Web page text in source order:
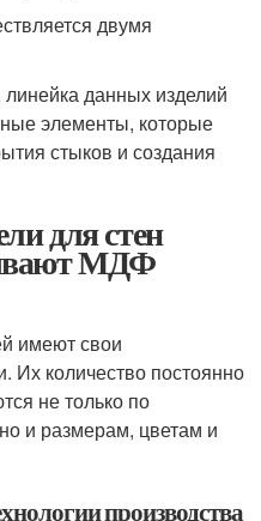
двумя
данных изделий
элементы, которые
стыков и создания
для стен
МДФ
имеют свои
Их количество постоянно
не только по
и размерам, цветам и
производства